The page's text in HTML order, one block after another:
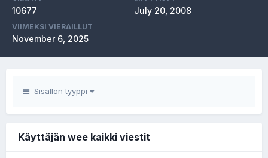
10677 July 20, 2008
VIIMEKSI VIERAILLUT
November 6, 2025
Sisällön tyyppi
Käyttäjän wee kaikki viestit